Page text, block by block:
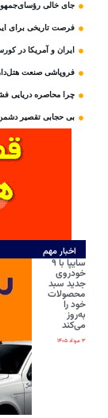
جای خالی
فرصت تاریخی برای ایران؛ از صندوق ۳۰۰ میلیارد
ایران و آمریکا در
فروپاشی صنعت هتل‌داری تهران در
چرا محاصره دریایی
بی‌ حجابی تقصیر
اخبار مهم
سایپا با ۹
خودروی
جدید سبد
محصولات
خود را
به‌روز
می‌کند
۳ مرداد ۱۴۰۵